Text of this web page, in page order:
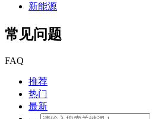
新能源
常见问题
FAQ
推荐
热门
最新